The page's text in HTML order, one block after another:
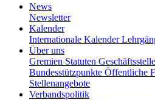
News
Newsletter
Kalender
Internationale Kalender
Über uns
Gremien Statuten Geschäftsstelle
Bundesstützpunkte Öffentliche
Stellenangebote
Verbandspolitik